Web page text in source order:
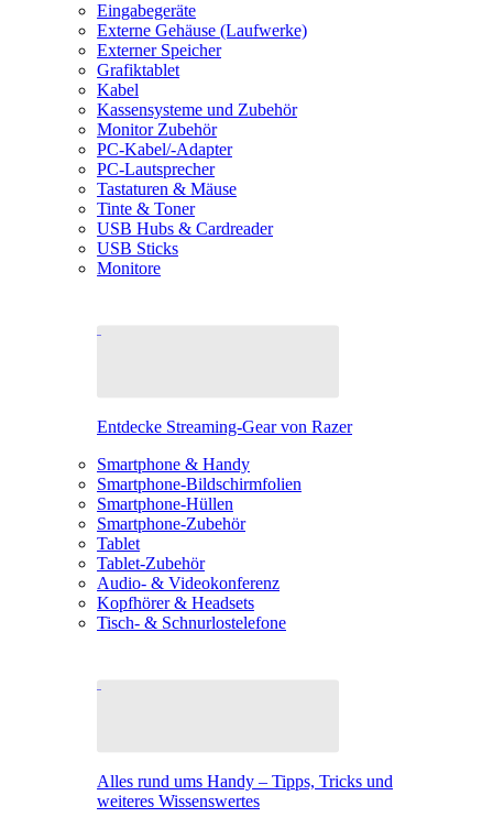
Eingabegeräte
Externe Gehäuse (Laufwerke)
Externer Speicher
Grafiktablet
Kabel
Kassensysteme und Zubehör
Monitor Zubehör
PC-Kabel/-Adapter
PC-Lautsprecher
Tastaturen & Mäuse
Tinte & Toner
USB Hubs & Cardreader
USB Sticks
Monitore
Entdecke Streaming-Gear von Razer
Smartphone & Handy
Smartphone-Bildschirmfolien
Smartphone-Hüllen
Smartphone-Zubehör
Tablet
Tablet-Zubehör
Audio- & Videokonferenz
Kopfhörer & Headsets
Tisch- & Schnurlostelefone
Alles rund ums Handy – Tipps, Tricks und
weiteres Wissenswertes